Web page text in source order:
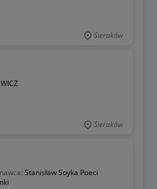
Sieraków
Sieraków
Stanisław Soyka Poeci